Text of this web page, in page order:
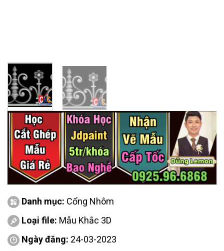
Danh mục: Cổng Nhôm
Loại file: Mẫu Khắc 3D
Ngày đăng: 24-03-2023